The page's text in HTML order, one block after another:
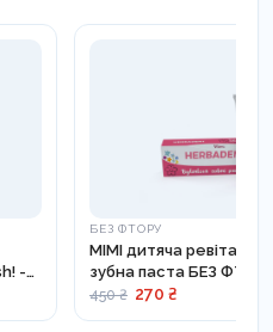
-
БЕЗ ФТОРУ
MIMI дитяча
зубна паста БЕЗ
128
450 ₴ 270 ₴